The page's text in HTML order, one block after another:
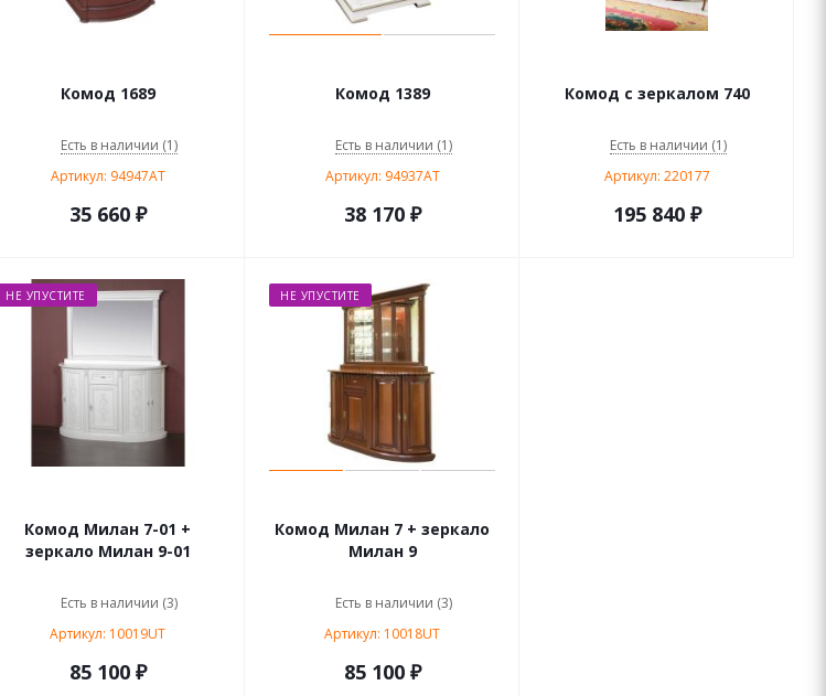
Комод 1689
Есть в наличии (1)
Артикул: 94947AT
35 660₽
Комод 1389
Есть в наличии (1)
Артикул: 94937AT
38 170₽
Комод с зеркалом 740
Есть в наличии (1)
Артикул: 220177
195 840₽
НЕ УПУСТИТЕ
Комод Милан 7-01 +
зеркало Милан 9-01
Есть в наличии (3)
Артикул: 10019UT
85 100 ₽
НЕ УПУСТИТЕ
Комод Милан 7 + зеркало
Милан 9
Есть в наличии (3)
Артикул: 10018UT
85 100 ₽